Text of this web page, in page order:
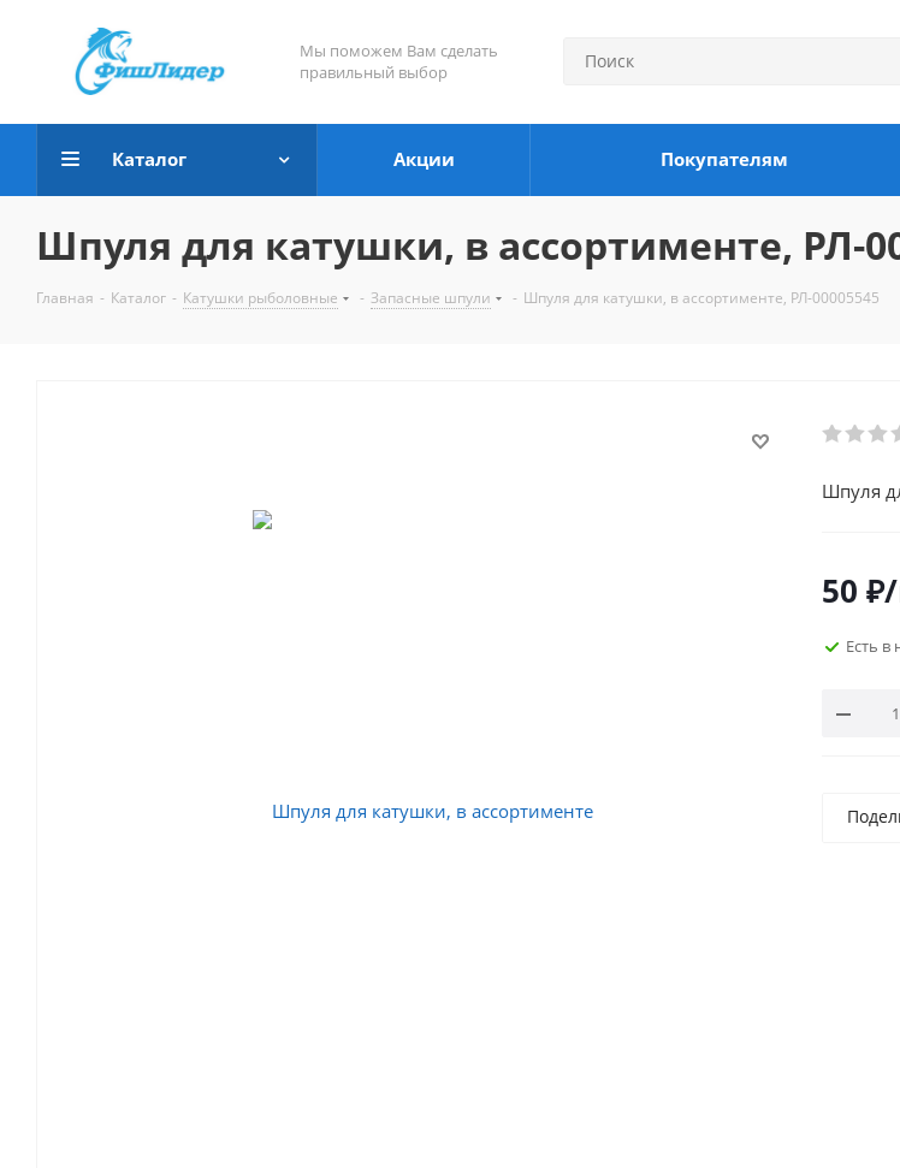
Мы поможем Вам сделать
правильный выбор
Каталог Акции Покупателям
Шпуля для катушки, в ассортименте, РЛ-
Главная - Каталог - Катушки рыболовные - Запасные шпули - Шпуля для катушки, в ассортименте, РЛ-00005545
Шпуля
50 ₽
Есть в